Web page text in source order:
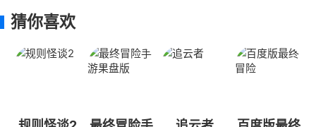
猜你喜欢